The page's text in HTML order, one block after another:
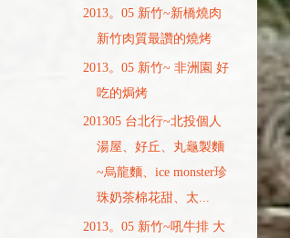
2013。05 新竹~新橋燒肉
新竹肉質最讚的燒烤
2013。05 新竹~ 非洲園 好
吃的焗烤
201305 台北行~北投個人
湯屋、好丘、丸龜製麵
~烏龍麵、ice monster珍
珠奶茶棉花甜、太...
2013。05 新竹~吼牛排 大